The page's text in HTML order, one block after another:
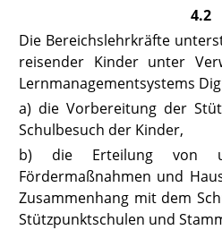
4.2
Die Bereichslehrkräfte
reisender Kinder unter
Lernmanagementsystems
a) die Vorbereitung der
Schulbesuch der Kinder,
b) die Erteilung von
Fördermaßnahmen und
Zusammenhang mit dem
Stützpunktschulen und